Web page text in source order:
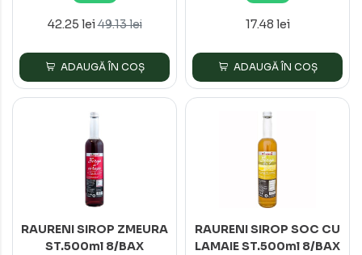
42.25 lei49.13 lei
ADAUGĂ ÎN COȘ
17.48 lei
ADAUGĂ ÎN COȘ
RAURENI SIROP ZMEURA
ST.500ml 8/BAX
RAURENI SIROP SOC CU
LAMAIE ST.500ml 8/BAX